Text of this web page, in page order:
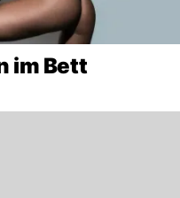
im Bett